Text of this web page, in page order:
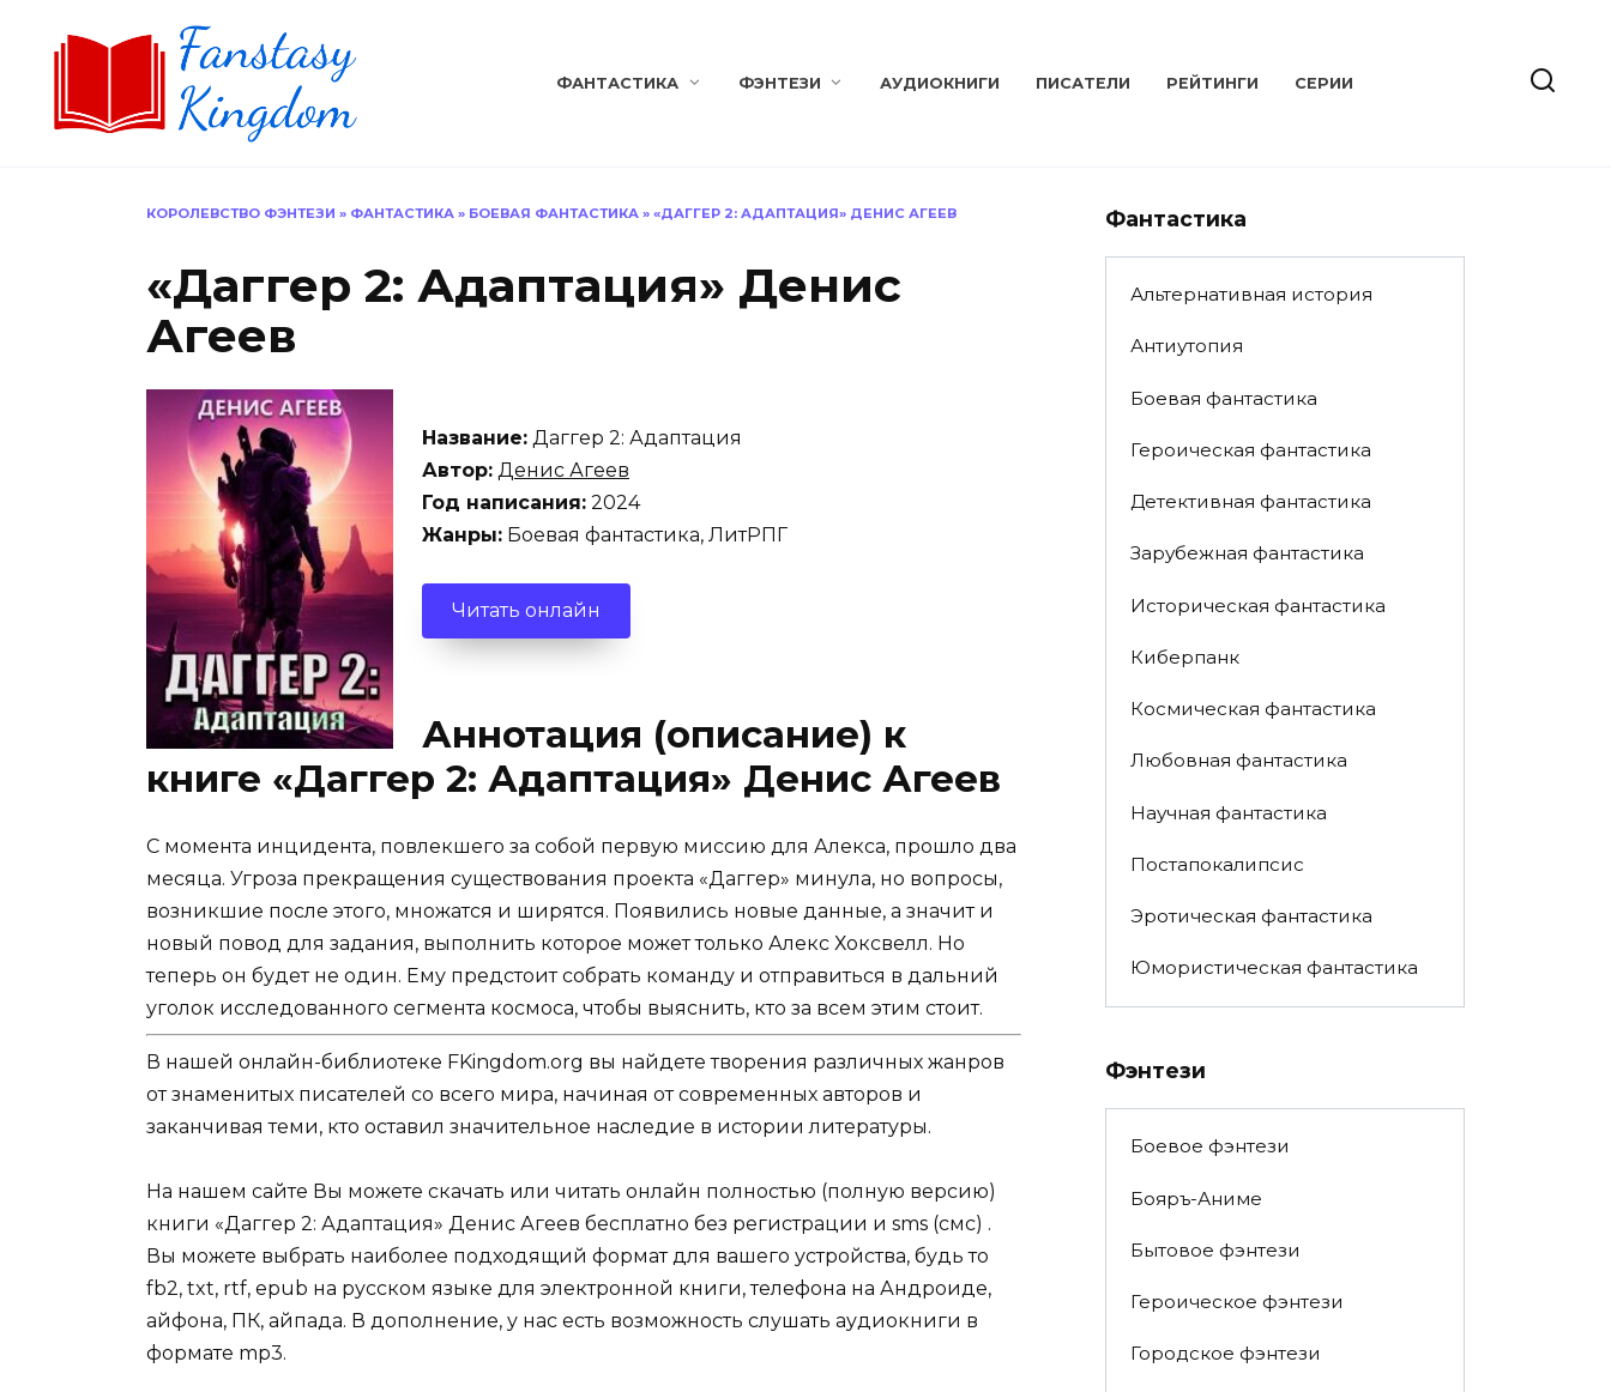
ФАНТАСТИКА ФЭНТЕЗИ АУДИОКНИГИ ПИСАТЕЛИ РЕЙТИНГИ СЕРИИ
КОРОЛЕВСТВО ФЭНТЕЗИ » ФАНТАСТИКА » БОЕВАЯ ФАНТАСТИКА » «ДАГГЕР 2: АДАПТАЦИЯ» ДЕНИС АГЕЕВ
«Даггер 2: Адаптация» Денис
Агеев
Название: Даггер 2: Адаптация
Автор: Денис Агеев
Год написания: 2024
Жанры: Боевая фантастика, ЛитРПГ
Читать онлайн
Аннотация (описание) к
книге «Даггер 2: Адаптация» Денис Агеев
С момента инцидента, повлекшего за собой первую миссию для Алекса, прошло два
месяца. Угроза прекращения существования проекта «Даггер» минула, но вопросы,
возникшие после этого, множатся и ширятся. Появились новые данные, а значит и
новый повод для задания, выполнить которое может только Алекс Хоксвелл. Но
теперь он будет не один. Ему предстоит собрать команду и отправиться в дальний
уголок исследованного сегмента космоса, чтобы выяснить, кто за всем этим стоит.
В нашей онлайн-библиотеке FKingdom.org вы найдете творения различных жанров
от знаменитых писателей со всего мира, начиная от современных авторов и
заканчивая теми, кто оставил значительное наследие в истории литературы.
На нашем сайте Вы можете скачать или читать онлайн полностью (полную версию)
книги «Даггер 2: Адаптация» Денис Агеев бесплатно без регистрации и sms (смс) .
Вы можете выбрать наиболее подходящий формат для вашего устройства, будь то
fb2, txt, rtf, epub на русском языке для электронной книги, телефона на Андроиде,
айфона, ПК, айпада. В дополнение, у нас есть возможность слушать аудиокниги в
формате mp3.
Фантастика
Альтернативная история
Антиутопия
Боевая фантастика
Героическая фантастика
Детективная фантастика
Зарубежная фантастика
Историческая фантастика
Киберпанк
Космическая фантастика
Любовная фантастика
Научная фантастика
Постапокалипсис
Эротическая фантастика
Юмористическая фантастика
Фэнтези
Боевое фэнтези
Бояръ-Аниме
Бытовое фэнтези
Героическое фэнтези
Городское фэнтези